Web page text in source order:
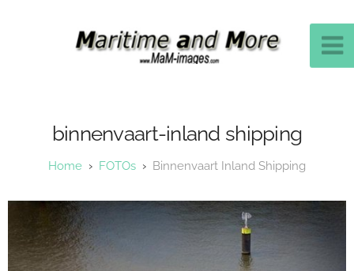
binnenvaart-inland shipping
FOTOs Binnenvaart Inland Shipping